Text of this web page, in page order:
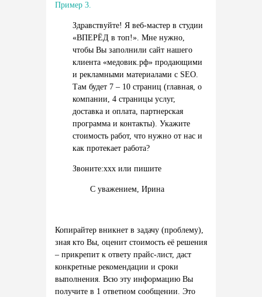
Пример 3.
Здравствуйте! Я веб-мастер в студии
«ВПЕРЁД в топ!». Мне нужно,
чтобы Вы заполнили сайт нашего
клиента «медовик.рф» продающими
и рекламными материалами с SEO.
Там будет 7 – 10 страниц (главная, о
компании, 4 страницы услуг,
доставка и оплата, партнерская
программа и контакты). Укажите
стоимость работ, что нужно от нас и
как протекает работа?
Звоните:xxx или пишите
С уважением, Ирина
Копирайтер вникнет в задачу (проблему),
зная кто Вы, оценит стоимость её решения
– прикрепит к ответу прайс-лист, даст
конкретные рекомендации и сроки
выполнения. Всю эту информацию Вы
получите в 1 ответном сообщении. Это